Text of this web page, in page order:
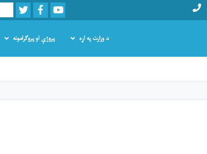
Youtube
Facebook
Twitter
Search
د وزارت په اړه پروژې او پروګرامونه